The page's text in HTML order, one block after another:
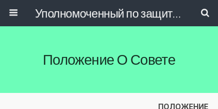
Уполномоченный по защите прав предпринимателей в РД
Положение О Совете
ПОЛОЖЕНИЕ